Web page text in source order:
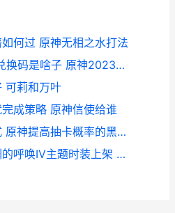
何过 原神无相之水打法
原神2023年4月20日兑换码是啥子 原神2023年4月卡池
可莉和万叶
成策略 原神信使给谁
原神提高抽卡概率方式 原神提高抽卡概率的黑科技
《第五人格》野人深渊的呼唤IV主题时装上架 第五人格野人图片